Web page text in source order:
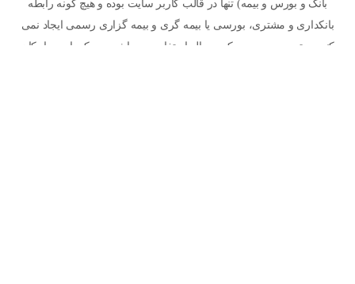
بانک و بورس و بیمه) تنها در قالب کاربر سایت بوده و هیچ گونه رابطه
بانکداری و مشتری، بورسی یا بیمه گری و بیمه گزاری رسمی ایجاد نمی
کند. بسته به سرویسی که درحال استفاده می باشید، ممکن است امکان